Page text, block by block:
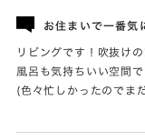
お住まいで一番気
リビングです！吹抜け
風呂も気持ちいい空間
(色々忙しかったのでま